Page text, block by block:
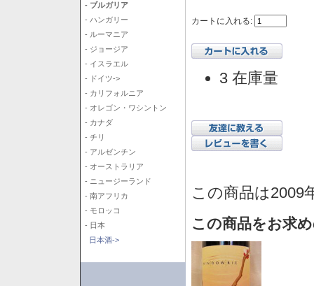
- ブルガリア
- ハンガリー
- ルーマニア
- ジョージア
- イスラエル
- ドイツ->
- カリフォルニア
- オレゴン・ワシントン
- カナダ
- チリ
- アルゼンチン
- オーストラリア
- ニュージーランド
- 南アフリカ
- モロッコ
- 日本
日本酒->
カートに入れる:
3 在庫量
この商品は2009
この商品をお求